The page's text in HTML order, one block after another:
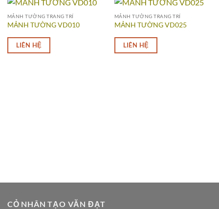
MẢNH TƯỜNG TRANG TRÍ
MẢNH TƯỜNG VD010
LIÊN HỆ
MẢNH TƯỜNG TRANG TRÍ
MẢNH TƯỜNG VD025
LIÊN HỆ
CỎ NHÂN TẠO VĂN ĐẠT